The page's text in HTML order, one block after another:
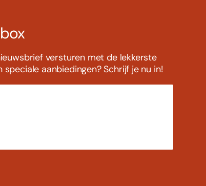
versturen met de lekkerste
aanbiedingen? Schrijf je nu in!